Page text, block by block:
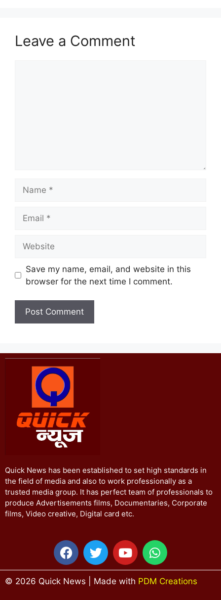
Leave a Comment
Save my name, email, and website in this
browser for the next time I comment.
Quick News has been established to set high standards in
the field of media and also to work professionally as a
trusted media group. It has perfect team of professionals to
produce Advertisements films, Documentaries, Corporate
films, Video creative, Digital card etc.
© 2026 Quick News | Made with PDM Creations